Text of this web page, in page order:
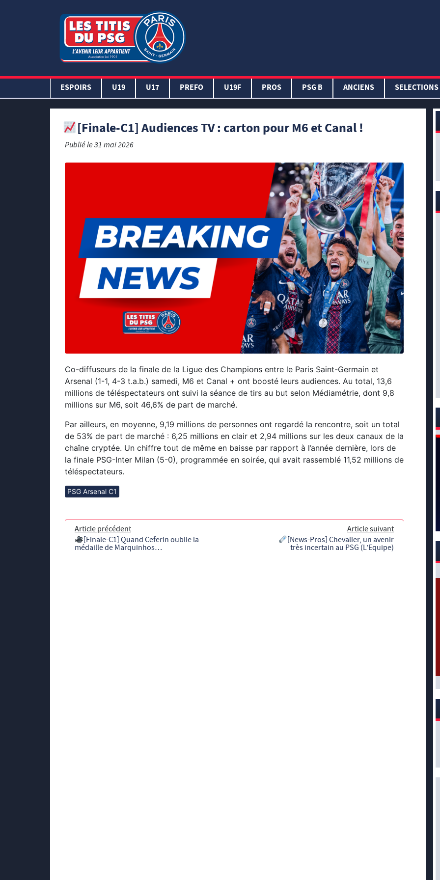
ESPOIRS U19 U17 PREFO U19F PROS PSG B ANCIENS SELECTIONS
[Finale-C1] Audiences TV : carton pour M6 et Canal !
Publié le31 mai 2026
Co-diffuseurs de la finale de la Ligue des Champions entre le Paris Saint-Germain et
Arsenal (1-1, 4-3 t.a.b.) samedi, M6 et Canal + ont boosté leurs audiences. Au total, 13,6
millions de téléspectateurs ont suivi la séance de tirs au but selon Médiamétrie, dont 9,8
millions sur M6, soit 46,6% de part de marché.
Par ailleurs, en moyenne, 9,19 millions de personnes ont regardé la rencontre, soit un total
de 53% de part de marché : 6,25 millions en clair et 2,94 millions sur les deux canaux de la
chaîne cryptée. Un chiffre tout de même en baisse par rapport à l’année dernière, lors de
la finale PSG-Inter Milan (5-0), programmée en soirée, qui avait rassemblé 11,52 millions de
téléspectateurs.
PSG Arsenal C1
Article précédent
[Finale-C1] Quand Ceferin oublie la
médaille de Marquinhos…
Article suivant
[News-Pros] Chevalier, un avenir
très incertain au PSG (L’Equipe)